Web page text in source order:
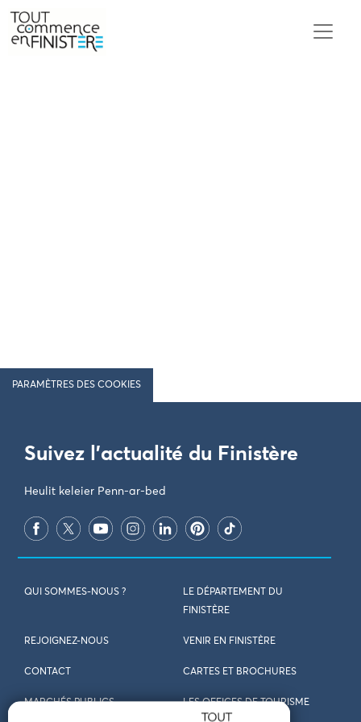
PARAMÈTRES DES COOKIES
Suivez l'actualité du Finistère
Heulit keleier Penn-ar-bed
QUI SOMMES-NOUS ?
LE DÉPARTEMENT DU
FINISTÈRE
REJOIGNEZ-NOUS VENIR EN FINISTÈRE
CONTACT CARTES ET BROCHURES
MARCHÉS PUBLICS LES OFFICES DE TOURISME